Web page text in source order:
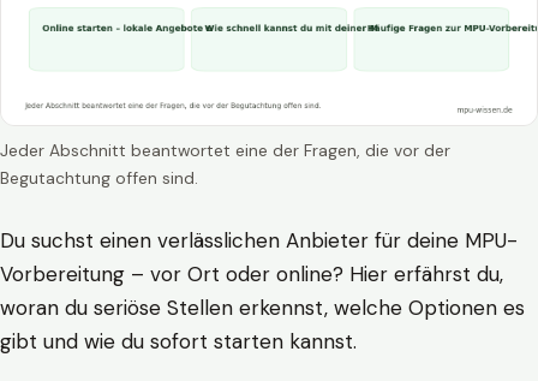
Jeder Abschnitt beantwortet eine der Fragen, die vor der
Begutachtung offen sind.
Du suchst einen verlässlichen Anbieter für deine MPU-
Vorbereitung – vor Ort oder online? Hier erfährst du,
woran du seriöse Stellen erkennst, welche Optionen es
gibt und wie du sofort starten kannst.